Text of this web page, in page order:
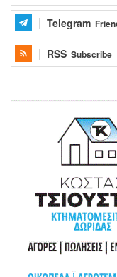
Telegram
RSS Subscribe